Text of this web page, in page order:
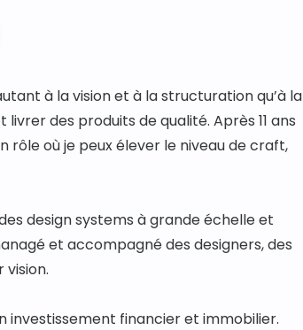
à la vision et à la structuration qu’à la
des produits de qualité. Après 11 ans
rôle où je peux élever le niveau de craft,
design systems à grande échelle et
et accompagné des designers, des
vision.
investissement financier et immobilier.